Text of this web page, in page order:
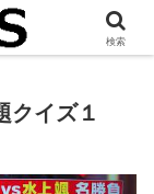
ます。
クイズ１
検索